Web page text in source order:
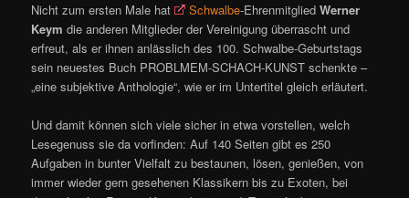
Nicht zum ersten Male hat Schwalbe-EhrenmitgliedWerner
Keym die anderen Mitglieder der Vereinigung überrascht und
erfreut, als er ihnen anlässlich des 100. Schwalbe-Geburtstags
sein neuestes Buch PROBLMEM-SCHACH-KUNST schenkte –
„eine subjektive Anthologie“, wie er im Untertitel gleich erläutert.
Und damit können sich viele sicher in etwa vorstellen, welch
Lesegenuss sie da vorfinden: Auf 140 Seiten gibt es 250
Aufgaben in bunter Vielfalt zu bestaunen, lösen, genießen, von
immer wieder gern gesehenen Klassikern bis zu Exoten, bei